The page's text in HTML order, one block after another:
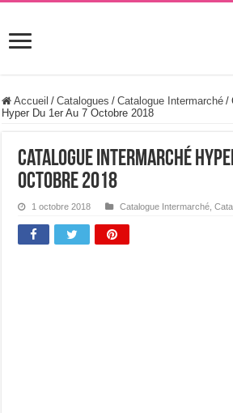
Accueil / Catalogues / Catalogue Intermarché /
Hyper Du 1er Au 7 Octobre 2018
Catalogue Intermarché
Octobre 2018
1 octobre 2018 Catalogue Intermarché ,